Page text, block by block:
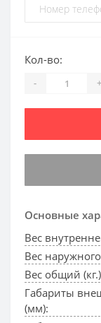
Основные
Вес
Вес
Вес общий
Габариты
(мм):
Кол-во:
- +